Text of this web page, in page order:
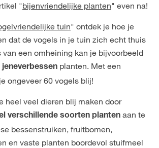
"bijenvriendelijke planten" even na!
tuin" ontdek je hoe je
dat de vogels in je tuin zich echt thuis
van een omheining kan je bijvoorbeeld
jeneverbessen planten. Met een
ongeveer 60 vogels blij!
heel veel dieren blij maken door
verschillende soorten planten aan te
bessenstruiken, fruitbomen,
en vaste planten boordevol stuifmeel